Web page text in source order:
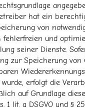
hat ein
von
fehlerfreien und
seiner Dienste.
zur Speicherung von
erfolgt die
auf Grundlage
1 lit. a DSGVO und §